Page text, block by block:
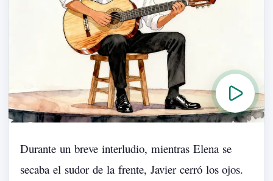
Durante un breve interludio, mientras Elena se
secaba el sudor de la frente, Javier cerró los ojos.